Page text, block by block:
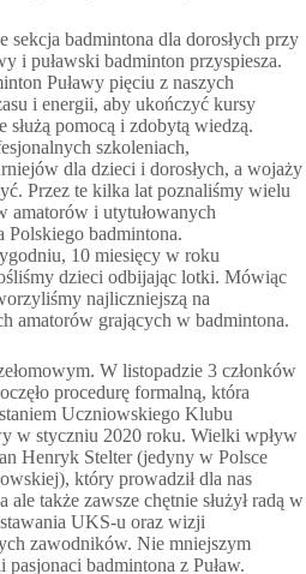
badmintona dla dorosłych przy
i puławski badminton przyspiesza.
Puławy pięciu z naszych
i energii, aby ukończyć kursy
służą pomocą i zdobytą wiedzą.
szkoleniach,
dla dzieci i dorosłych, a wojaży
Przez te kilka lat poznaliśmy wielu
amatorów i utytułowanych
Polskiego badmintona.
10 miesięcy w roku
dzieci odbijając lotki. Mówiąc
najliczniejszą na
amatorów grających w badmintona.
W listopadzie 3 członków
procedurę formalną, która
Uczniowskiego Klubu
w styczniu 2020 roku. Wielki wpływ
Henryk Stelter (jedyny w Polsce
który prowadził dla nas
także zawsze chętnie służył radą w
UKS-u oraz wizji
zawodników. Nie mniejszym
badmintona z Puław.